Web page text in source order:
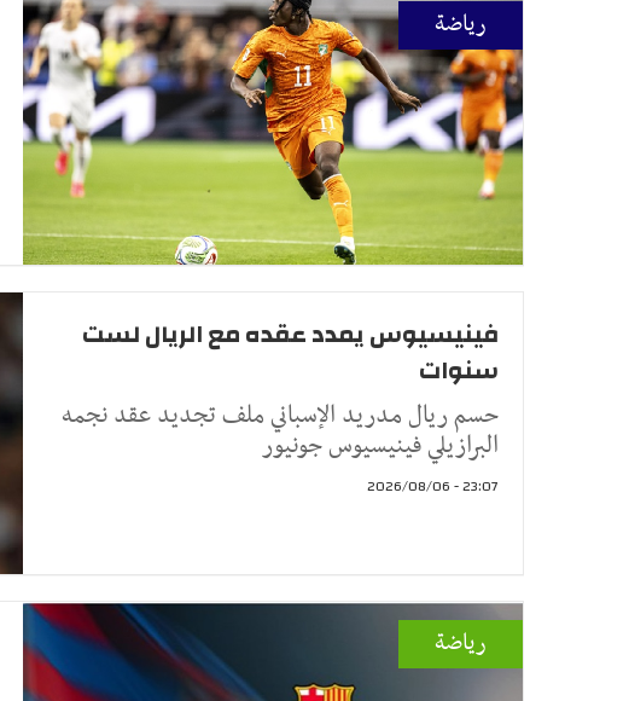
رياضة
فينيسيوس يمدد عقده مع الريال لست
سنوات
حسم ريال مدريد الإسباني ملف تجديد عقد نجمه
البرازيلي فينيسيوس جونيور
23:07 - 2026/08/06
رياضة